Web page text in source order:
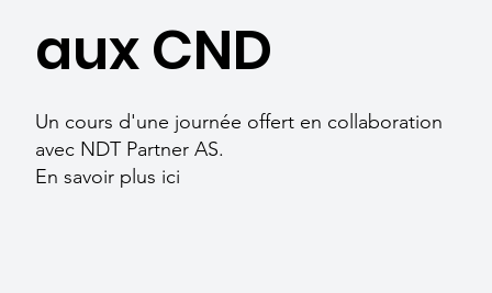
aux CND
Un cours d'une journée offert en collaboration
avec NDT Partner AS.
En savoir plus ici